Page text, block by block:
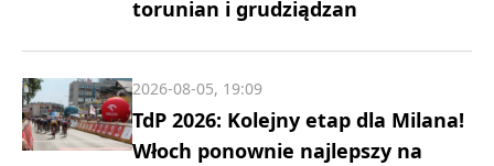
torunian i grudziądzan
TdP 2026: Kolejny etap dla Milana!
Włoch ponownie najlepszy na
2026-08-05, 19:09